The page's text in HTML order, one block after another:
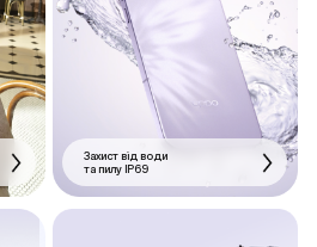
Захист від води
та пилу IP69